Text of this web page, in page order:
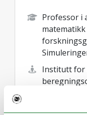
Professor i
Institutt for